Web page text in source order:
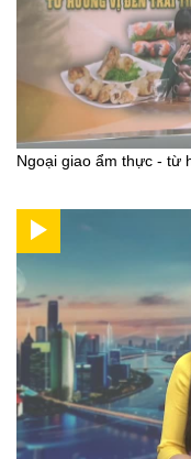
Ngoại giao ẩm thực - từ